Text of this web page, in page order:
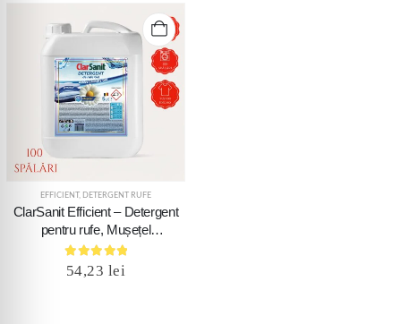
EFFICIENT , DETERGENT RUFE
ClarSanit Efficient – Detergent
pentru rufe, Mușețel
(Chamomile), 5 L canistră
5.00out of 5
54,23 lei